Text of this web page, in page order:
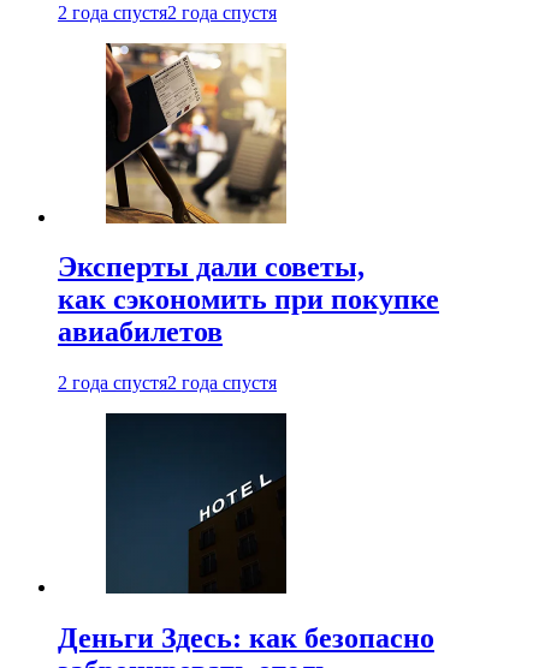
2 года спустя2 года спустя
Эксперты дали советы,
как сэкономить при покупке
авиабилетов
2 года спустя2 года спустя
Деньги Здесь: как безопасно